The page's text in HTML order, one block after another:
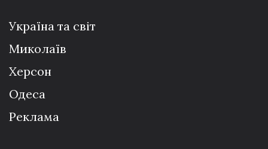
Україна та світ
Миколаїв
Херсон
Одеса
Реклама